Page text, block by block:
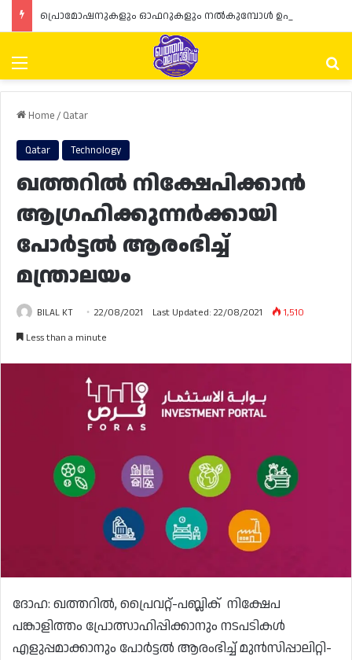
Menu
Home/ Qatar
Qatar Technology
ഖത്തറിൽ നിക്ഷേപിക്കാൻ
ആഗ്രഹിക്കുന്നർക്കായി
പോർട്ടൽ ആരംഭിച്ച്
മന്ത്രാലയം
BILAL KT 22/08/2021 Last Updated: 22/08/2021
1,510
Less than a minute
ദോഹ: ഖത്തറിൽ, പ്രൈവറ്റ്-പബ്ലിക് നിക്ഷേപ
പങ്കാളിത്തം പ്രോത്സാഹിപ്പിക്കാനും നടപടികൾ
എളുപ്പമാക്കാനും പോർട്ടൽ ആരംഭിച്ച് മുൻസിപ്പാലിറ്റി-